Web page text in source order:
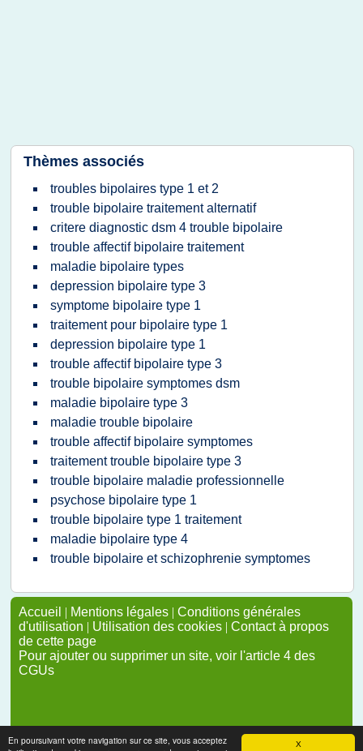
X
En poursuivant votre navigation sur ce site, vous acceptez
Thèmes associés
troubles bipolaires type 1 et 2
trouble bipolaire traitement alternatif
critere diagnostic dsm 4 trouble bipolaire
trouble affectif bipolaire traitement
maladie bipolaire types
depression bipolaire type 3
symptome bipolaire type 1
traitement pour bipolaire type 1
depression bipolaire type 1
trouble affectif bipolaire type 3
trouble bipolaire symptomes dsm
maladie bipolaire type 3
maladie trouble bipolaire
trouble affectif bipolaire symptomes
traitement trouble bipolaire type 3
trouble bipolaire maladie professionnelle
psychose bipolaire type 1
trouble bipolaire type 1 traitement
maladie bipolaire type 4
trouble bipolaire et schizophrenie symptomes
Accueil | Mentions légales | Conditions générales
d'utilisation | Utilisation des cookies | Contact à propos
de cette page
Pour ajouter ou supprimer un site, voir l'article 4 des
CGUs